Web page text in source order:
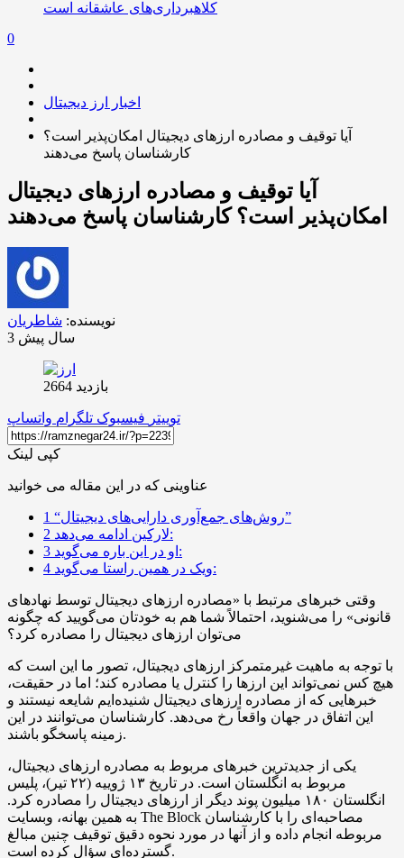
کلاهبرداری‌های عاشقانه است
0
اخبار ارز دیجیتال
آیا توقیف و مصادره ارزهای دیجیتال امکان‌پذیر است؟
کارشناسان پاسخ می‌دهند
آیا توقیف و مصادره ارزهای دیجیتال
امکان‌پذیر است؟ کارشناسان پاسخ می‌دهند
نویسنده: شاطریان
3 سال پیش
بازدید 2664
توییتر فیسبوک تلگرام واتساپ
کپی لینک
عناوینی که در این مقاله می خوانید
1
“روش‌های جمع‌آوری دارایی‌های دیجیتال”
2
لارکین ادامه می‌دهد:
3
او در این باره می‌گوید:
4
ویک در همین راستا می‌گوید:
وقتی خبرهای مرتبط با «مصادره ارزهای دیجیتال توسط نهادهای
قانونی» را می‌شنوید، احتمالاً شما هم به خودتان می‌گویید که چگونه
می‌توان ارزهای دیجیتال را مصادره کرد؟
با توجه به ماهیت غیرمتمرکز ارزهای دیجیتال، تصور ما این است که
هیچ کس نمی‌تواند این ارزها را کنترل یا مصادره کند؛ اما در حقیقت،
خبرهایی که از مصادره ارزهای دیجیتال شنیده‌ایم شایعه نیستند و
این اتفاق در جهان واقعاً رخ می‌دهد. کارشناسان می‌توانند در این
زمینه پاسخگو باشند.
یکی از جدیدترین خبرهای مربوط به مصادره ارزهای دیجیتال،
مربوط به انگلستان است. در تاریخ ۱۳ ژوییه (۲۲ تیر)، پلیس
انگلستان ۱۸۰ میلیون پوند دیگر از ارزهای دیجیتال را مصادره کرد.
به همین بهانه، وبسایت The Block مصاحبه‌ای را با کارشناسان
مربوطه انجام داده و از آنها در مورد نحوه دقیق توقیف چنین مبالغ
گسترده‌ای سؤال کرده است.